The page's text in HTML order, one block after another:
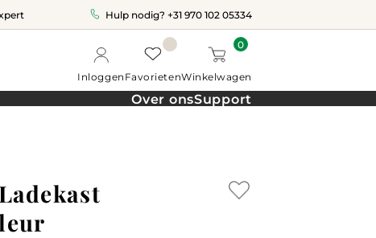
Hulp nodig? +31 970 102 05334
InloggenFavorieten
0
Winkelwagen
Over onsSupport